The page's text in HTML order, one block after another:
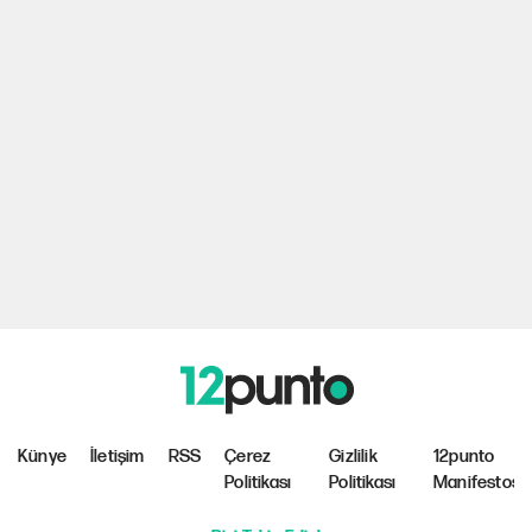
Künye İletişim RSS
Çerez
Politikası
Gizlilik
Politikası
12punto
Manifestosu